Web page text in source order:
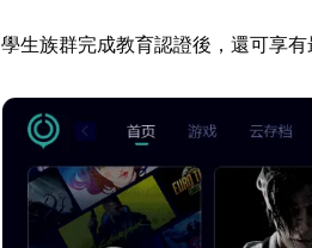
學生族群完成教育認證後，還可享有